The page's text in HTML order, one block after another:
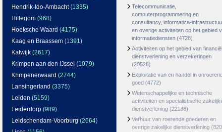
Hendrik-Ido-Ambacht(1335)
Hillegom (968)
Hoeksche Waard (4175)
Kaag en Braassem (1391)
Katwijk (2617)
Krimpen aan den IJssel (1079)
Krimpenerwaard (2744)
Lansingerland (3375)
Leiden (5159)
Leiderdorp (989)
Leidschendam-Voorburg (2664)
Telecommunicatie,
computerprogrammering en
consultancy, informatica-
en overige activiteiten op het gebied
informatiediensten (4728)
Activiteiten op het gebied van
dienstverlening en verzekeringen
(20528)
Exploitatie van en handel in
goed (4772)
Wetenschappelijke en technische
activiteiten en specialistische
dienstverlening (22186)
Verhuur van roerende goederen en
overige zakelijke dienstverlening